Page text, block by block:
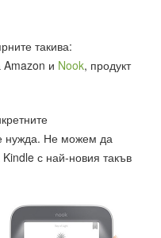
такива:
Amazon и Nook, продукт
нужда. Не можем да
с най-новия такъв